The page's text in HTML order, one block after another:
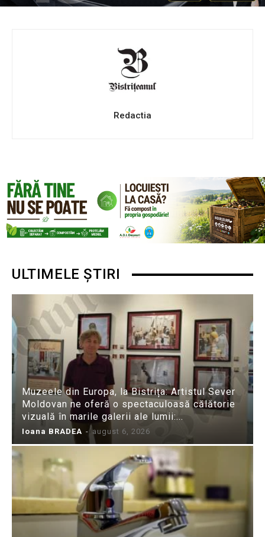
Redactia
ULTIMELE ȘTIRI
Muzeele din Europa, la Bistrița: Artistul Sever
Moldovan ne oferă o spectaculoasă călătorie
vizuală în marile galerii ale lumii:...
Ioana BRADEA - august 6, 2026